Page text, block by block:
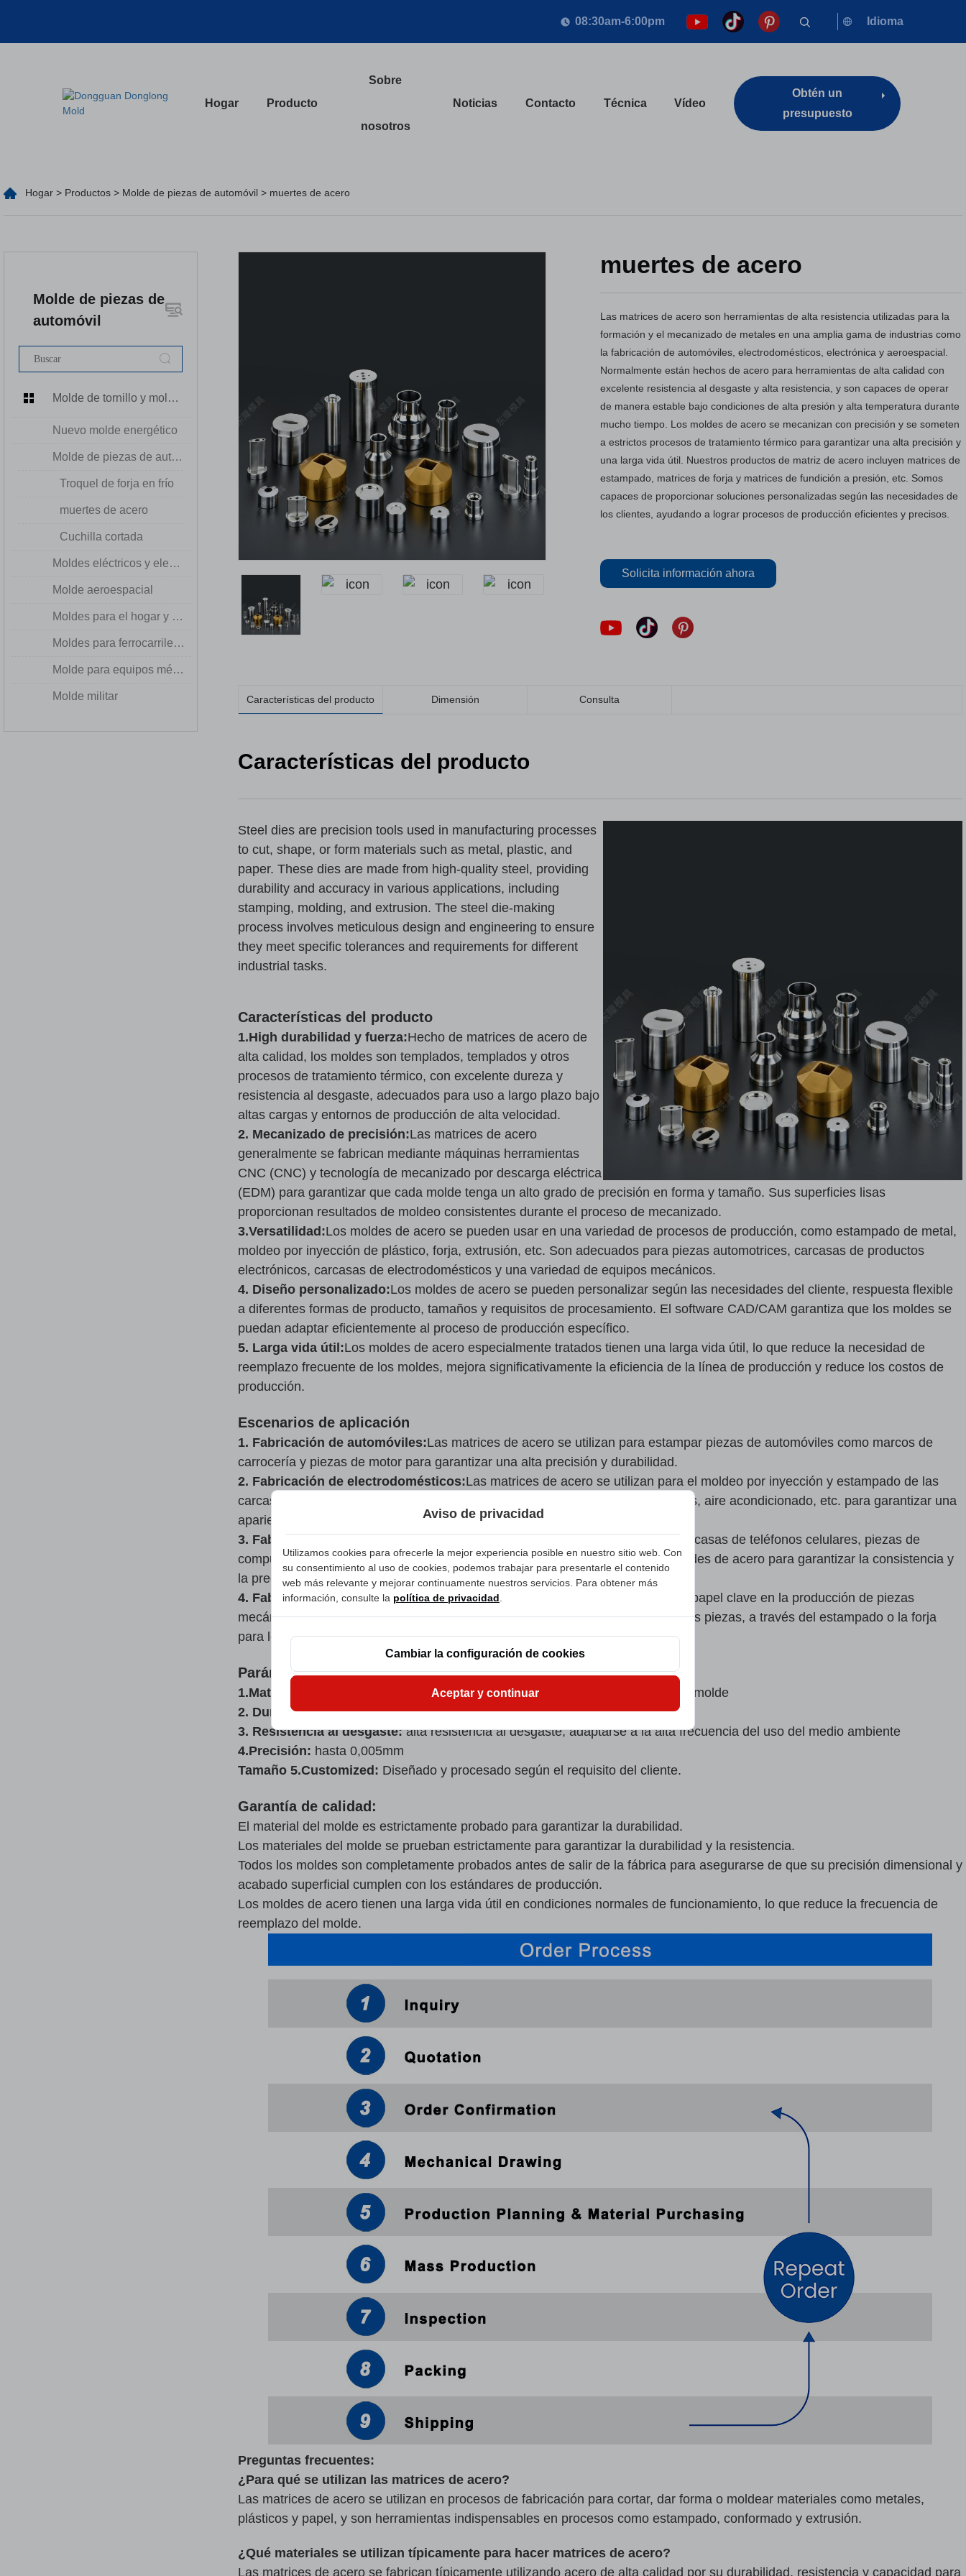
08:30am-6:00pm Idioma
Hogar Producto
Sobre
nosotros
Noticias Contacto Técnica Vídeo
Obtén un
presupuesto
Hogar > Productos > Molde de piezas de automóvil > muertes de acero
Molde de piezas de
automóvil
Molde de tornillo y molde de tuercas
Nuevo molde energético
Molde de piezas de automóvil
Troquel de forja en frío
muertes de acero
Cuchilla cortada
Moldes eléctricos y electrónicos
Molde aeroespacial
Moldes para el hogar y la construcción
Moldes para ferrocarriles y puentes
Molde para equipos médicos
Molde militar
muertes de acero
Las matrices de acero son herramientas de alta resistencia utilizadas para la
formación y el mecanizado de metales en una amplia gama de industrias como
la fabricación de automóviles, electrodomésticos, electrónica y aeroespacial.
Normalmente están hechos de acero para herramientas de alta calidad con
excelente resistencia al desgaste y alta resistencia, y son capaces de operar
de manera estable bajo condiciones de alta presión y alta temperatura durante
mucho tiempo. Los moldes de acero se mecanizan con precisión y se someten
a estrictos procesos de tratamiento térmico para garantizar una alta precisión y
una larga vida útil. Nuestros productos de matriz de acero incluyen matrices de
estampado, matrices de forja y matrices de fundición a presión, etc. Somos
capaces de proporcionar soluciones personalizadas según las necesidades de
los clientes, ayudando a lograr procesos de producción eficientes y precisos.
Solicita información ahora
Características del producto Dimensión Consulta
Características del producto
Steel dies are precision tools used in manufacturing processes
to cut, shape, or form materials such as metal, plastic, and
paper. These dies are made from high-quality steel, providing
durability and accuracy in various applications, including
stamping, molding, and extrusion. The steel die-making
process involves meticulous design and engineering to ensure
they meet specific tolerances and requirements for different
industrial tasks.
Características del producto
1.High durabilidad y fuerza:Hecho de matrices de acero de
alta calidad, los moldes son templados, templados y otros
procesos de tratamiento térmico, con excelente dureza y
resistencia al desgaste, adecuados para uso a largo plazo bajo
altas cargas y entornos de producción de alta velocidad.
2. Mecanizado de precisión:Las matrices de acero
generalmente se fabrican mediante máquinas herramientas
CNC (CNC) y tecnología de mecanizado por descarga eléctrica
(EDM) para garantizar que cada molde tenga un alto grado de precisión en forma y tamaño. Sus superficies lisas
proporcionan resultados de moldeo consistentes durante el proceso de mecanizado.
3.Versatilidad:Los moldes de acero se pueden usar en una variedad de procesos de producción, como estampado de metal,
moldeo por inyección de plástico, forja, extrusión, etc. Son adecuados para piezas automotrices, carcasas de productos
electrónicos, carcasas de electrodomésticos y una variedad de equipos mecánicos.
4. Diseño personalizado:Los moldes de acero se pueden personalizar según las necesidades del cliente, respuesta flexible
a diferentes formas de producto, tamaños y requisitos de procesamiento. El software CAD/CAM garantiza que los moldes se
puedan adaptar eficientemente al proceso de producción específico.
5. Larga vida útil:Los moldes de acero especialmente tratados tienen una larga vida útil, lo que reduce la necesidad de
reemplazo frecuente de los moldes, mejora significativamente la eficiencia de la línea de producción y reduce los costos de
producción.
Escenarios de aplicación
1. Fabricación de automóviles:Las matrices de acero se utilizan para estampar piezas de automóviles como marcos de
carrocería y piezas de motor para garantizar una alta precisión y durabilidad.
2. Fabricación de electrodomésticos:Las matrices de acero se utilizan para el moldeo por inyección y estampado de las
carcasas y partes internas de electrodomésticos como refrigeradores, lavadoras, aire acondicionado, etc. para garantizar una
apariencia hermosa y un tamaño consistente.
3. Fabricación de productos electrónicos:Los componentes electrónicos, carcasas de teléfonos celulares, piezas de
computadoras, etc. pueden ser moldeados y procesados con precisión por moldes de acero para garantizar la consistencia y
la precisión del producto.
4. Fabricación de equipos mecánicos:Los moldes de acero desempeñan un papel clave en la producción de piezas
mecánicas, tales como rodamientos, engranajes y otras formas complejas de las piezas, a través del estampado o la forja
para lograr el moldeo de alta resistencia.
Parámetros técnicos
1.Material:
acero de herramientas de alto carbono, acero de carburo, acero de molde
2. Dureza:58-65 HRC
3. Resistencia al desgaste:alta resistencia al desgaste, adaptarse a la alta frecuencia del uso del medio ambiente
4.Precisión: hasta 0,005mm
Tamaño 5.Customized: Diseñado y procesado según el requisito del cliente.
Garantía de calidad:
El material del molde es estrictamente probado para garantizar la durabilidad.
Los materiales del molde se prueban estrictamente para garantizar la durabilidad y la resistencia.
Todos los moldes son completamente probados antes de salir de la fábrica para asegurarse de que su precisión dimensional y
acabado superficial cumplen con los estándares de producción.
Los moldes de acero tienen una larga vida útil en condiciones normales de funcionamiento, lo que reduce la frecuencia de
reemplazo del molde.
Preguntas frecuentes:
¿Para qué se utilizan las matrices de acero?
Las matrices de acero se utilizan en procesos de fabricación para cortar, dar forma o moldear materiales como metales,
plásticos y papel, y son herramientas indispensables en procesos como estampado, conformado y extrusión.
¿Qué materiales se utilizan típicamente para hacer matrices de acero?
Las matrices de acero se fabrican típicamente utilizando acero de alta calidad por su durabilidad, resistencia y capacidad para
Aviso de privacidad
Utilizamos cookies para ofrecerle la mejor experiencia posible en nuestro sitio web. Con
su consentimiento al uso de cookies, podemos trabajar para presentarle el contenido
web más relevante y mejorar continuamente nuestros servicios. Para obtener más
información, consulte la política de privacidad
Cambiar la configuración de cookies
Aceptar y continuar